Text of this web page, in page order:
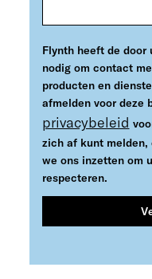
Flynth heeft de door
nodig om contact
producten en
afmelden voor deze
privacybeleid
zich af kunt melden,
we ons inzetten om
respecteren.